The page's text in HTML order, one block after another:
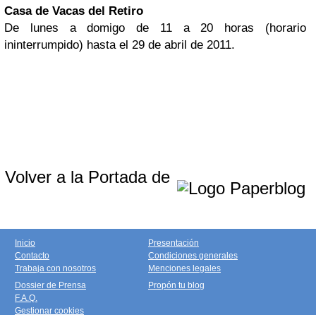
Casa de Vacas del Retiro
De lunes a domigo de 11 a 20 horas (horario
ininterrumpido) hasta el 29 de abril de 2011.
Volver a la Portada de
Inicio
Contacto
Trabaja con nosotros
Presentación
Condiciones generales
Menciones legales
Dossier de Prensa
F.A.Q.
Gestionar cookies
Propón tu blog